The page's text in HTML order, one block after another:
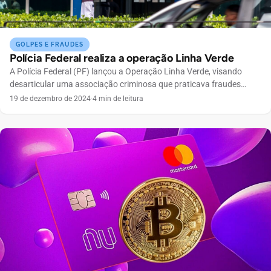
GOLPES E FRAUDES
Polícia Federal realiza a operação Linha Verde
A Polícia Federal (PF) lançou a Operação Linha Verde, visando
desarticular uma associação criminosa que praticava fraudes
contra a Caixa Econômica Federal. A operação, realizada em 18 de
utilizavam documentos falsificados para abrir contas […]
19 de dezembro de 2024·4 min de leitura